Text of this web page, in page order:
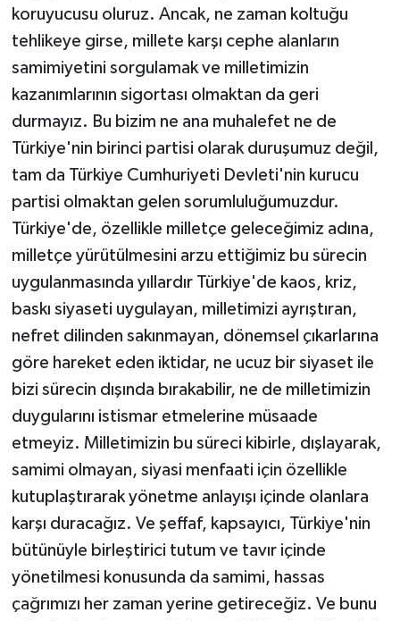
koruyucusu oluruz. Ancak, ne zaman koltuğu
tehlikeye girse, millete karşı cephe alanların
samimiyetini sorgulamak ve milletimizin
kazanımlarının sigortası olmaktan da geri
durmayız. Bu bizim ne ana muhalefet ne de
Türkiye'nin birinci partisi olarak duruşumuz değil,
tam da Türkiye Cumhuriyeti Devleti'nin kurucu
partisi olmaktan gelen sorumluluğumuzdur.
Türkiye'de, özellikle milletçe geleceğimiz adına,
milletçe yürütülmesini arzu ettiğimiz bu sürecin
uygulanmasında yıllardır Türkiye'de kaos, kriz,
baskı siyaseti uygulayan, milletimizi ayrıştıran,
nefret dilinden sakınmayan, dönemsel çıkarlarına
göre hareket eden iktidar, ne ucuz bir siyaset ile
bizi sürecin dışında bırakabilir, ne de milletimizin
duygularını istismar etmelerine müsaade
etmeyiz. Milletimizin bu süreci kibirle, dışlayarak,
samimi olmayan, siyasi menfaati için özellikle
kutuplaştırarak yönetme anlayışı içinde olanlara
karşı duracağız. Ve şeffaf, kapsayıcı, Türkiye'nin
bütünüyle birleştirici tutum ve tavır içinde
yönetilmesi konusunda da samimi, hassas
çağrımızı her zaman yerine getireceğiz. Ve bunu